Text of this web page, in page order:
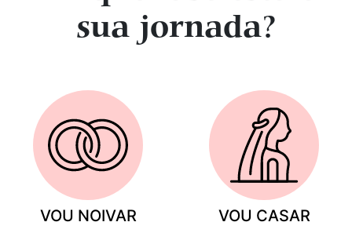
sua jornada?
VOU NOIVAR VOU CASAR